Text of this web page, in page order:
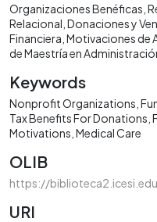
Organizaciones Benéficas
Relacional Donaciones y
Financiera Motivaciones de
de Maestría en
Keywords
Nonprofit Organizations
Tax Benefits For Donations
Motivations Medical Care
OLIB
https://
URI